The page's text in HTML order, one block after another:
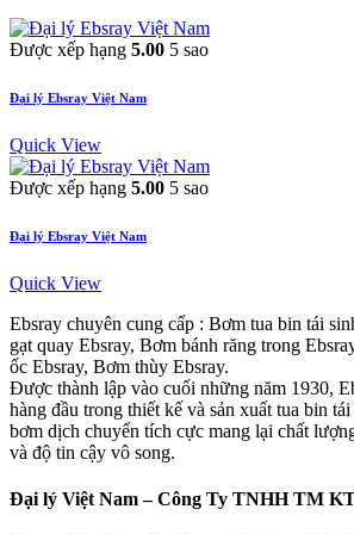
Được xếp hạng 5.00 5 sao
Đại lý Ebsray Việt Nam
Quick View
Được xếp hạng 5.00 5 sao
Đại lý Ebsray Việt Nam
Quick View
Ebsray chuyên cung cấp : Bơm tua bin tái
gạt quay Ebsray, Bơm bánh răng trong
ốc Ebsray, Bơm thùy Ebsray.
Được thành lập vào cuối những năm 1930,
hàng đầu trong thiết kế và sản xuất tua bin
bơm dịch chuyển tích cực mang lại chất
và độ tin cậy vô song.
Đại lý Việt Nam – Công Ty TNHH TM